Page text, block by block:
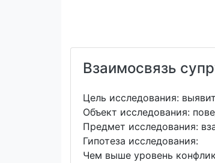
Взаимосвязь
Цель исследования:
Объект исследования:
Предмет исследования:
Гипотеза исследования:
Чем выше уровень